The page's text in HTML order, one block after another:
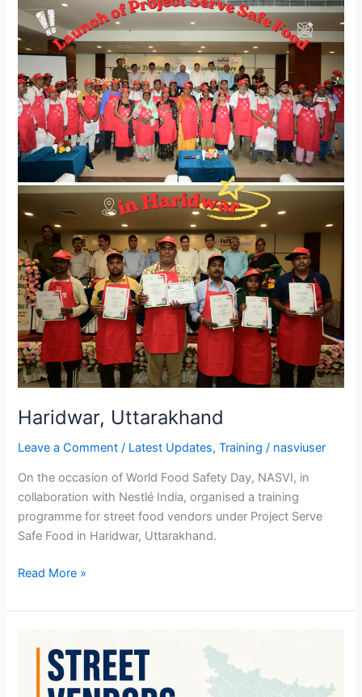
Haridwar, Uttarakhand
Leave a Comment / Latest Updates,Training / nasviuser
On the occasion of World Food Safety Day, NASVI, in
collaboration with Nestlé India, organised a training
programme for street food vendors under Project Serve
Safe Food in Haridwar, Uttarakhand.
Uttarakhand
Read More »
Vendors